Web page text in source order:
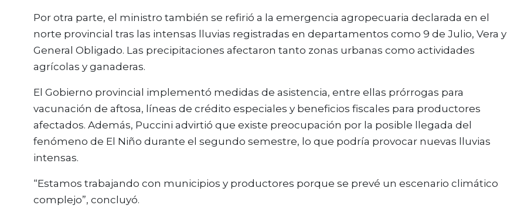
Por otra parte, el ministro también se refirió a la emergencia agropecuaria declarada en el
norte provincial tras las intensas lluvias registradas en departamentos como 9 de Julio, Vera y
General Obligado. Las precipitaciones afectaron tanto zonas urbanas como actividades
agrícolas y ganaderas.
El Gobierno provincial implementó medidas de asistencia, entre ellas prórrogas para
vacunación de aftosa, líneas de crédito especiales y beneficios fiscales para productores
afectados. Además, Puccini advirtió que existe preocupación por la posible llegada del
fenómeno de El Niño durante el segundo semestre, lo que podría provocar nuevas lluvias
intensas.
“Estamos trabajando con municipios y productores porque se prevé un escenario climático
complejo”, concluyó.